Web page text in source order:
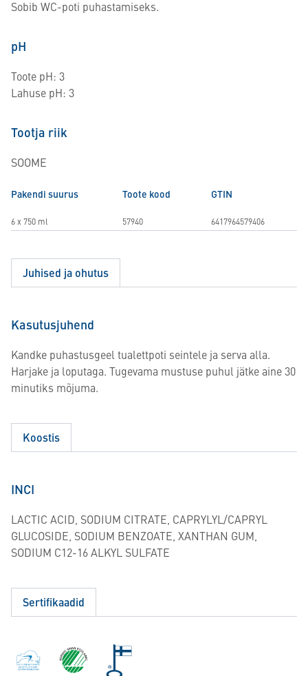
Sobib WC-poti puhastamiseks.
pH
Toote pH: 3
Lahuse pH: 3
Tootja riik
SOOME
Pakendi suurus Toote kood GTIN
6 x 750 ml 57940 6417964579406
Juhised ja ohutus
Kasutusjuhend
Kandke puhastusgeel tualettpoti seintele ja serva alla.
Harjake ja loputaga. Tugevama mustuse puhul jätke aine 30
minutiks mõjuma.
Koostis
INCI
LACTIC ACID, SODIUM CITRATE, CAPRYLYL/CAPRYL
GLUCOSIDE, SODIUM BENZOATE, XANTHAN GUM,
SODIUM C12-16 ALKYL SULFATE
Sertifikaadid